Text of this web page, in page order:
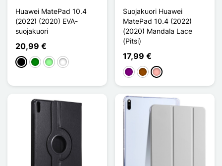
Huawei MatePad 10.4
(2022) (2020) EVA-
suojakuori
20,99 €
MustaVihreäVert Menthe
Bleu Bébé
Suojakuori Huawei
MatePad 10.4 (2022)
(2020) Mandala Lace
(Pitsi)
17,99 €
VioletRuskeaOr Rose